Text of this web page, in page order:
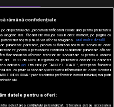
desktop
rămână confidențiale
dispozitivul dvs., precum identificatorii cookie unici pentru prelucrarea
dvs. făcând clic mai jos sau în orice moment, pe pagina cu
noștri și nu vă vor afecta navigarea.
Mai multe detalii
publicitate partenere, precum si furnizorii nostri de servicii de date
pentru a personaliza continutul si anunturile publicitare afisate
functionalitati aferente retelelor de socializare si pentru a analiza
art. 15-22 din GDPR in legatura cu prelucrarea datelor cu caracter
indicata aici. Prin click pe “ACCEPT TOATE”, acceptati folosirea
dvs. cu privire la stocarea/accesarea informatiilor de catre Vendor-ii
INDIVIDUAL” puteti schimba preferintele in mod individual, mai putin
ului.
datele pentru a oferi:
selectarea conținutului personalizat. Stocarea și/sau accesarea